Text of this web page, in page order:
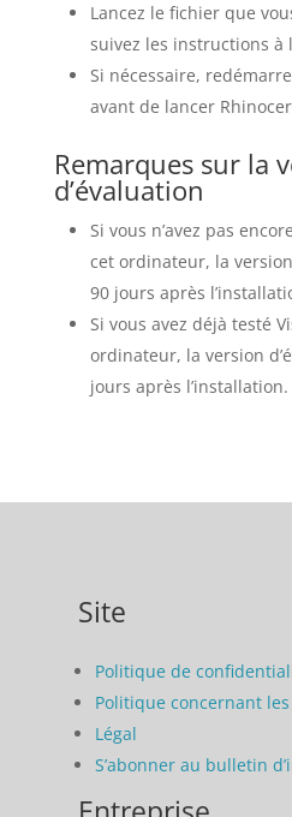
Lancez le fichier que
suivez les instructions à
Si nécessaire,
avant de lancer
Remarques sur la
d’évaluation
Si vous n’avez pas
cet ordinateur, la
90 jours après
Si vous avez déjà testé
ordinateur, la version
jours après l’installation.
Site
Politique de
Politique concernant les
Légal
S’abonner au bulletin